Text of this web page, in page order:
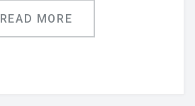
READ MORE